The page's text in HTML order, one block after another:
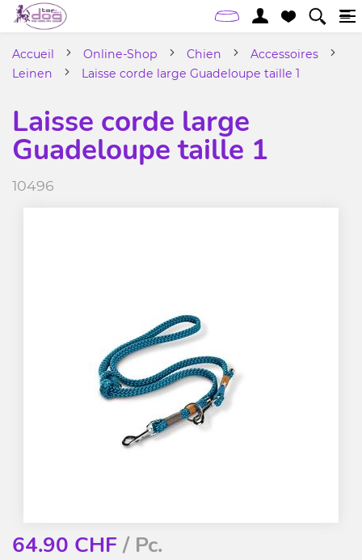
Accueil Online-Shop Chien
Accessoires
Leinen
Laisse corde large Guadeloupe taille 1
Laisse corde large
Guadeloupe taille 1
10496
64.90 CHF/ Pc.